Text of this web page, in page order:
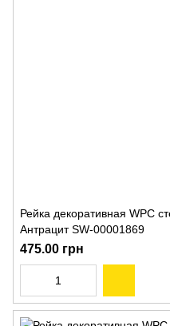
Рейка декоративная WPC
Антрацит SW-00001869
475.00 грн